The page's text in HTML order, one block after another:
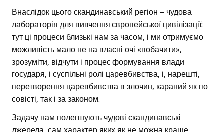
Внаслідок цього скандинавський регіон – чудова
лабораторія для вивчення європейської цивілізації:
тут ці процеси близькі нам за часом, і ми отримуємо
можливість мало не на власні очі «побачити»,
зрозуміти, відчути і процес формування влади
государя, і суспільні ролі царевбивства, і, нарешті,
перетворення царевбивства в злочин, караний як по
совісті, так і за законом.
Задачу нам полегшують чудові скандинавські
джерела, сам характер яких як не можна краще